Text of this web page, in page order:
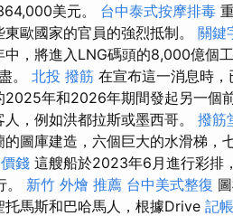
美元。 台中泰式按摩排毒
歐國家的官員的強烈抵制。 關鍵
，將進入LNG碼頭的8,000億個工
。 北投 撥筋 在宣布這一消息時
2025年和2026年期間發起另一個
，例如洪都拉斯或墨西哥。 撥筋
圖庫建造，六個巨大的水滑梯，
錢 這艘船於2023年6月進行彩排
新竹 外燴 推薦 台中美式整復
馬斯和巴哈馬人，根據Drive 記